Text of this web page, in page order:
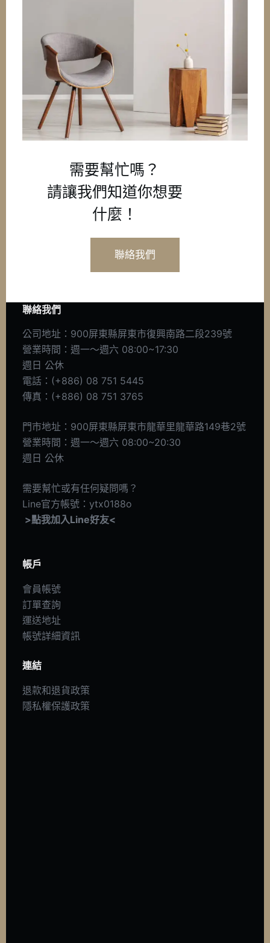
需要幫忙嗎？
請讓我們知道你想要
什麼！
聯絡我們
聯絡我們
公司地址：900屏東縣屏東市復興南路二段239號
營業時間：週一～週六 08:00~17:30
週日 公休
電話：(+886) 08 751 5445
傳真：(+886) 08 751 3765
門市地址：900屏東縣屏東市龍華里龍華路149巷2號
營業時間：週一～週六 08:00~20:30
週日 公休
需要幫忙或有任何疑問嗎？
Line官方帳號：ytx0188o
>點我加入Line好友<
帳戶
會員帳號
訂單查詢
運送地址
帳號詳細資訊
連結
退款和退貨政策
隱私權保護政策